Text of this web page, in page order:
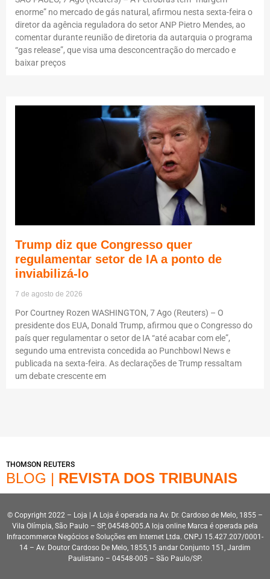
enorme” no mercado de gás natural, afirmou nesta sexta-feira o
diretor da agência reguladora do setor ANP Pietro Mendes, ao
comentar durante reunião de diretoria da autarquia o programa
“gas release”, que visa uma desconcentração do mercado e
baixar preços
Trump diz que Congresso quer
regulamentar setor de IA a ponto de
inviabilizá-lo
7 de agosto de 2026
Por Courtney Rozen WASHINGTON, 7 Ago (Reuters) – O
presidente dos EUA, Donald Trump, afirmou que o Congresso do
país quer regulamentar o setor de IA “até acabar com ele”,
segundo uma entrevista concedida ao Punchbowl News e
publicada na sexta-feira. As declarações de Trump ressaltam
um debate crescente em
THOMSON REUTERS
BLOG | REVISTA DOS TRIBUNAIS
© Copyright 2022 – Loja | A Loja é operada na Av. Dr. Cardoso de Melo, 1855 –
Vila Olímpia, São Paulo – SP, 04548-005.A loja online Marca é operada pela
Infracommerce Negócios e Soluções em Internet Ltda. CNPJ 15.427.207/0001-
14 – Av. Doutor Cardoso De Melo, 1855,15 andar Conjunto 151, Jardim
Paulistano – 04548-005 – São Paulo/SP.